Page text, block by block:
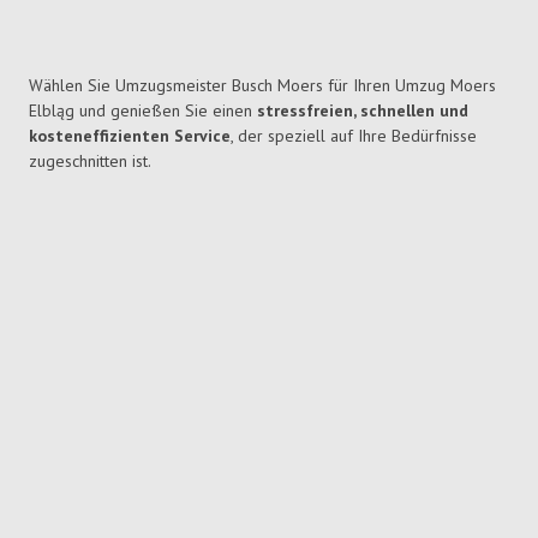
Wählen Sie Umzugsmeister Busch Moers für Ihren Umzug Moers
Elbląg und genießen Sie einen stressfreien, schnellen und
kosteneffizienten Service, der speziell auf Ihre Bedürfnisse
zugeschnitten ist.